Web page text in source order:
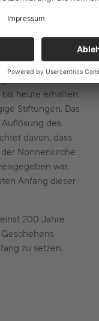
Nördlich
des
und 13 Metern
schlank und
des
heute erhalten.
Stiftungen. Das
des
davon, dass
Nonnenkirche
war.
Anfang dieser
200 Jahre
zu setzen.